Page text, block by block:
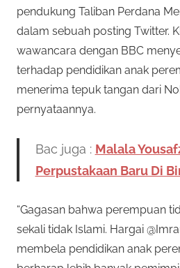
pendukung Taliban Perdana
dalam sebuah posting Twitter.
wawancara dengan BBC
terhadap pendidikan anak
menerima tepuk tangan dari
pernyataannya.
Bac juga : Malala
Perpustakaan Baru Di
“Gagasan bahwa perempuan
sekali tidak Islami. Hargai
membela pendidikan anak